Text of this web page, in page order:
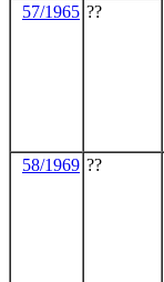
57/1965 ??
58/1969 ??